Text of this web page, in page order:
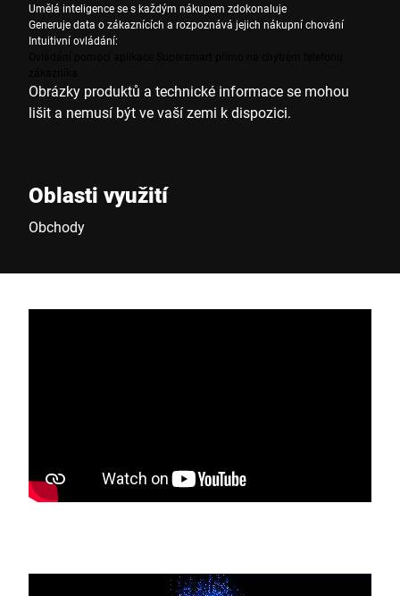
Umělá inteligence se s každým nákupem zdokonaluje
Generuje data o zákaznících a rozpoznává jejich nákupní chování
Intuitivní ovládání:
Obrázky produktů a technické informace se mohou
lišit a nemusí být ve vaší zemi k dispozici.
Oblasti využití
Obchody